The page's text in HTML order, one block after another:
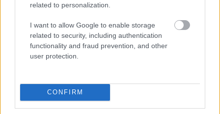
related to personalization.
I want to allow Google to enable storage
related to security, including authentication
functionality and fraud prevention, and other
user protection.
CONFIRM
pedig a harmadik. Érdekesség, hogy szinte mindenki a
futotta meg 1:13.808-as idejét.
forgalom, de a figyelmetlenség itt duplán büntet ezen a